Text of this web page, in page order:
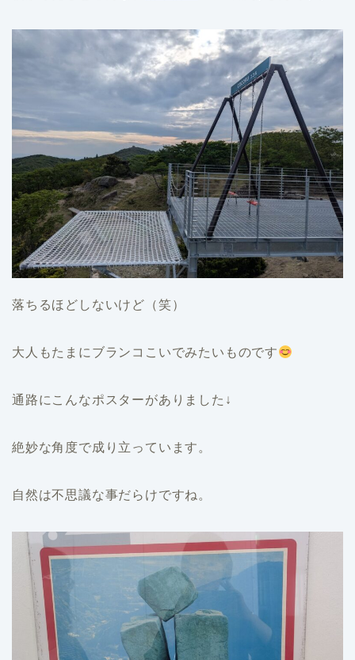
落ちるほどしないけど（笑）
大人もたまにブランコこいでみたいものです
通路にこんなポスターがありました↓
絶妙な角度で成り立っています。
自然は不思議な事だらけですね。